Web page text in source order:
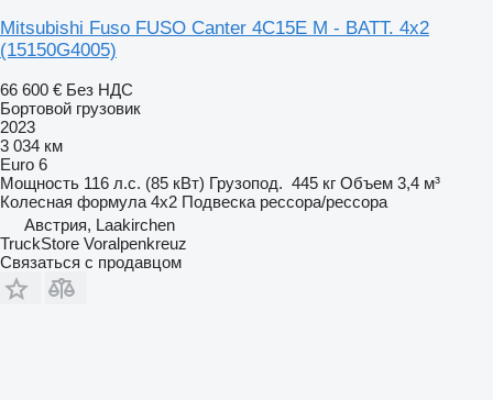
Mitsubishi Fuso FUSO Canter 4C15E M - BATT. 4x2
(15150G4005)
66 600 € Без НДС
Бортовой грузовик
2023
3 034 км
Euro 6
Мощность 116 л.с. (85 кВт) Грузопод. 445 кг Объем 3,4 м³
Колесная формула 4x2 Подвеска рессора/рессора
Австрия, Laakirchen
TruckStore Voralpenkreuz
Связаться с продавцом